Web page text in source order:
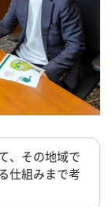
、その地域で
仕組みまで考